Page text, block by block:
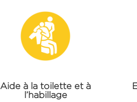
Aide à la toilette et à
l’habillage